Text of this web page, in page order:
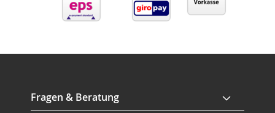
Fragen & Beratung